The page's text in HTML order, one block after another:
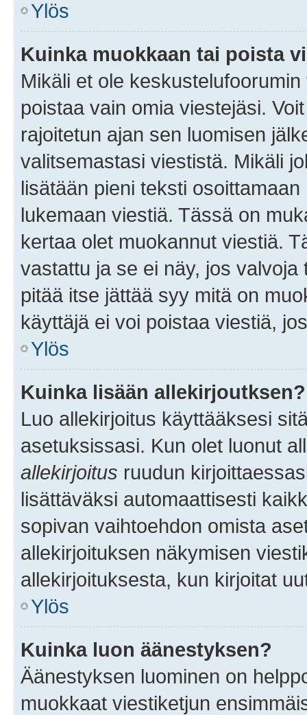
Ylös
Kuinka muokkaan tai poista
Mikäli et ole
poistaa vain omia viestejäsi.
rajoitetun ajan sen luomisen
valitsemastasi viestistä. Mikäli
lisätään pieni teksti
lukemaan viestiä. Tässä on
kertaa olet muokannut viestiä.
vastattu ja se ei näy, jos
pitää itse jättää syy mitä on
käyttäjä ei voi poistaa viestiä,
Ylös
Kuinka lisään allekirjoutksen?
Luo allekirjoitus käyttääksesi
asetuksissasi. Kun olet luonut
allekirjoitus ruudun
lisättäväksi automaattisesti
sopivan vaihtoehdon omista
allekirjoituksen näkymisen
allekirjoituksesta, kun kirjoitat
Ylös
Kuinka luon äänestyksen?
Äänestyksen luominen on
muokkaat viestiketjun